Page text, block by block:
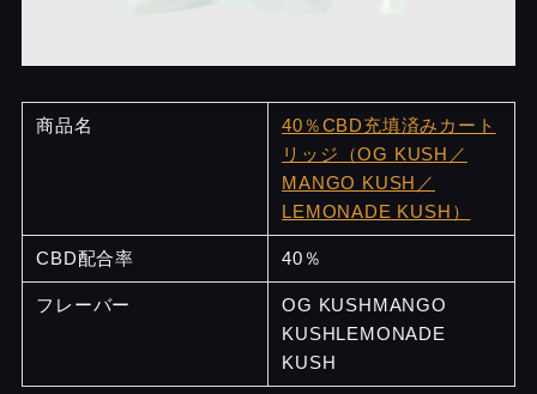
商品名
40％CBD充填済みカート
リッジ（OG KUSH／
MANGO KUSH／
LEMONADE KUSH）
CBD配合率 40％
フレーバー
OG KUSHMANGO
KUSHLEMONADE
KUSH